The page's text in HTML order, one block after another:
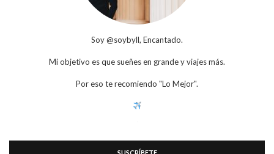
Soy @soybyll, Encantado.
Mi objetivo es que sueñes en grande y viajes más.
Por eso te recomiendo "Lo Mejor".